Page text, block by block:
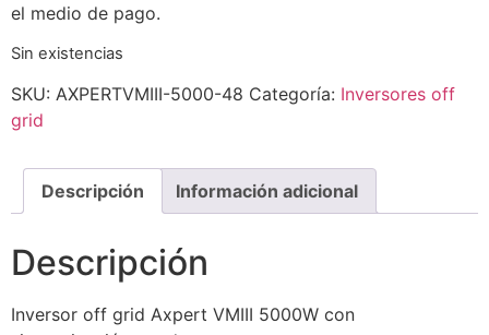
el medio de pago.
Sin existencias
SKU: AXPERTVMIII-5000-48 Categoría: Inversores off
grid
Descripción Información adicional
Descripción
Inversor off grid Axpert VMIII 5000W con